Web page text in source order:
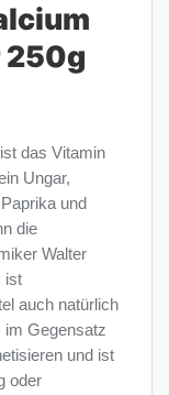
250g
das Vitamin
Ungar,
und
die
Walter
ist
auch natürlich
im Gegensatz
und ist
oder